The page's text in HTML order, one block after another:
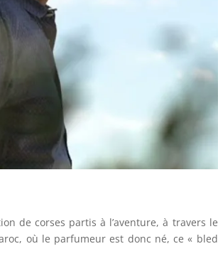
de corses partis à l’aventure, à travers le
où le parfumeur est donc né, ce « bled